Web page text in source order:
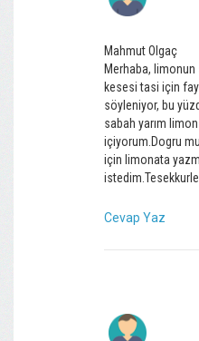
Mahmut Olgaç
Merhaba, limonun
kesesi tasi için
söyleniyor, bu
sabah yarım
içiyorum.Dogru
için limonata
Cevap Yaz